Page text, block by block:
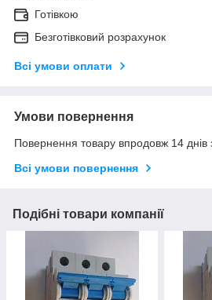
Готівкою
Безготівковий розрахунок
Всі умови оплати
Умови повернення
Повернення товару впродовж 14 днів
Всі умови повернення
Подібні товари компанії